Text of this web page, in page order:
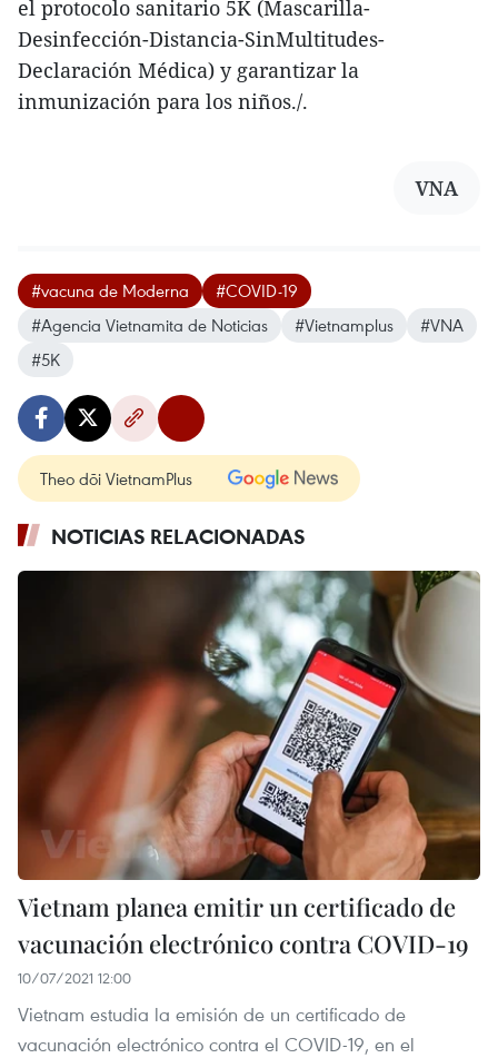
el protocolo sanitario 5K (Mascarilla-
Desinfección-Distancia-SinMultitudes-
Declaración Médica) y garantizar la
inmunización para los niños./.
VNA
#vacuna de Moderna
#COVID-19
#Agencia Vietnamita de Noticias
#Vietnamplus
#VNA
#5K
Theo dõi VietnamPlus
NOTICIAS RELACIONADAS
Vietnam planea emitir un certificado de
vacunación electrónico contra COVID-19
10/07/2021 12:00
Vietnam estudia la emisión de un certificado de
vacunación electrónico contra el COVID-19, en el